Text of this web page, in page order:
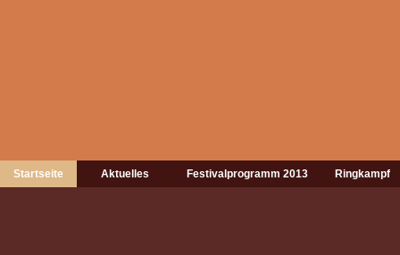
Startseite Aktuelles Festivalprogramm 2013 Ringkampf